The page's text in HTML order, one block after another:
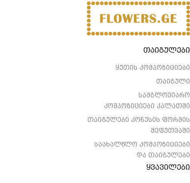
თაიგულები
ყუთის კომპოზიციები
თაიგული
სამგლოვიარო
კომპოზიციები კალათში
თაიგულები კონუსის ფორმის
შეფუთვაში
საახალწლო კომპოზიციები
და თაიგულები
ყვავილები